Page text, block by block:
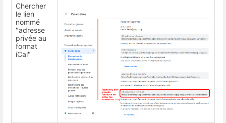
Chercher
le lien
nommé
"adresse
privée au
format
iCal"